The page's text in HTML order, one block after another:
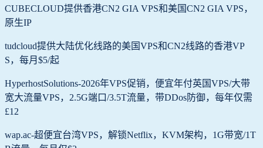
CUBECLOUD提供香港CN2 GIA VPS和美国CN2 GIA VPS，
原生IP
tudcloud提供大陆优化线路的美国VPS和CN2线路的香港VP
S，每月$5/起
HyperhostSolutions-2026年VPS促销，便宜年付英国VPS/大带
宽大流量VPS，2.5G端口/3.5T流量，带DDos防御，每年仅需
£12
wap.ac-超便宜台湾VPS，解锁Netflix，KVM架构，1G带宽/1T